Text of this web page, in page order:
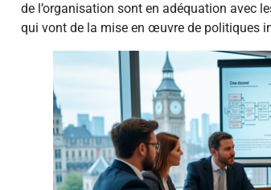
de l’organisation sont en adéquation avec
qui vont de la mise en œuvre de politiques